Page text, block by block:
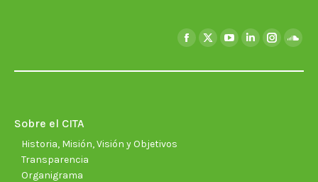
Facebook
X
YouTubeLinkedin
Sobre el CITA
Historia, Misión, Visión y Objetivos
Transparencia
Organigrama